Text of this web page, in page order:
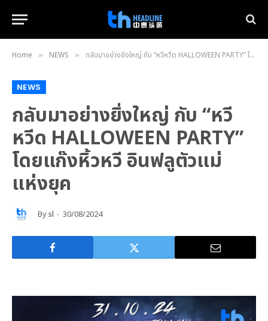
Home » NEWS » กลับมาอย่างยิ่งใหญ่ กับ “หวีหวีด HALLOWEEN PARTY” โดยแก๊งหิ้วหวี อินฟลูตัวแม่แห่งยุค
NEWS
กลับมาอย่างยิ่งใหญ่ กับ “หวี
หวีด HALLOWEEN PARTY”
โดยแก๊งหิ้วหวี อินฟลูตัวแม่
แห่งยุค
Bysl 30/08/2024